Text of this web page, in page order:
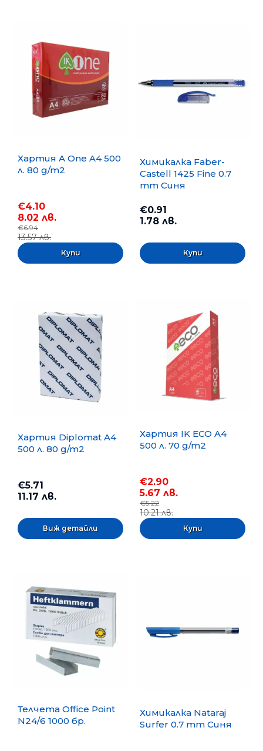
Хартия A One A4 500
л. 80 g/m2
€4.10
8.02 лв.
€6.94
13.57 лв.
Химикалка Faber-
Castell 1425 Fine 0.7
mm Синя
€0.91
1.78 лв.
Хартия Diplomat A4
500 л. 80 g/m2
€5.71
11.17 лв.
Виж детайли
Хартия IK ECO A4
500 л. 70 g/m2
€2.90
5.67 лв.
€5.22
10.21 лв.
Телчета Office Point
N24/6 1000 бр.
Химикалка Nataraj
Surfer 0.7 mm Синя